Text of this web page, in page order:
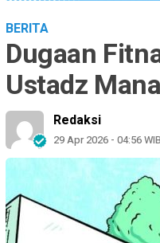
BERITA
Dugaan
Ustadz
Redaksi
29 Apr 2026 - 04:56 WIB